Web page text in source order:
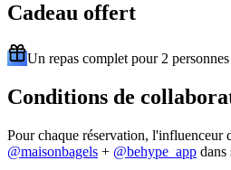
Cadeau offert
Un repas complet pour 2 personnes
Conditions de
Pour chaque réservation, l'influenceur
@maisonbagels + @behype_app dans